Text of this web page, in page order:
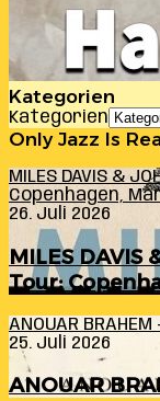
Kategorien
Kategorien
Only Jazz Is
MILES DAVIS &
Copenhagen,
26. Juli 2026
MILES DAVIS
Tour:
ANOUAR
25. Juli 2026
ANOUAR